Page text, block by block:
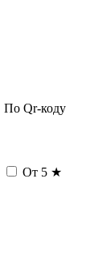
По Qr-коду
От 5 ★